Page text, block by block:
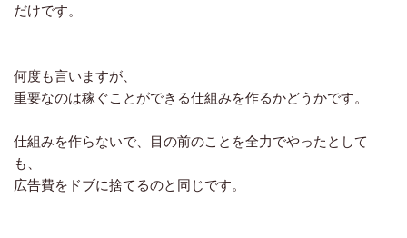
だけです。
何度も言いますが、
重要なのは稼ぐことができる仕組みを作るかどうかです。
仕組みを作らないで、目の前のことを全力でやったとして
も、
広告費をドブに捨てるのと同じです。